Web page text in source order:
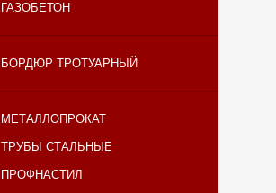
ГАЗОБЕТОН
БОРДЮР ТРОТУАРНЫЙ
МЕТАЛЛОПРОКАТ
ТРУБЫ СТАЛЬНЫЕ
ПРОФНАСТИЛ